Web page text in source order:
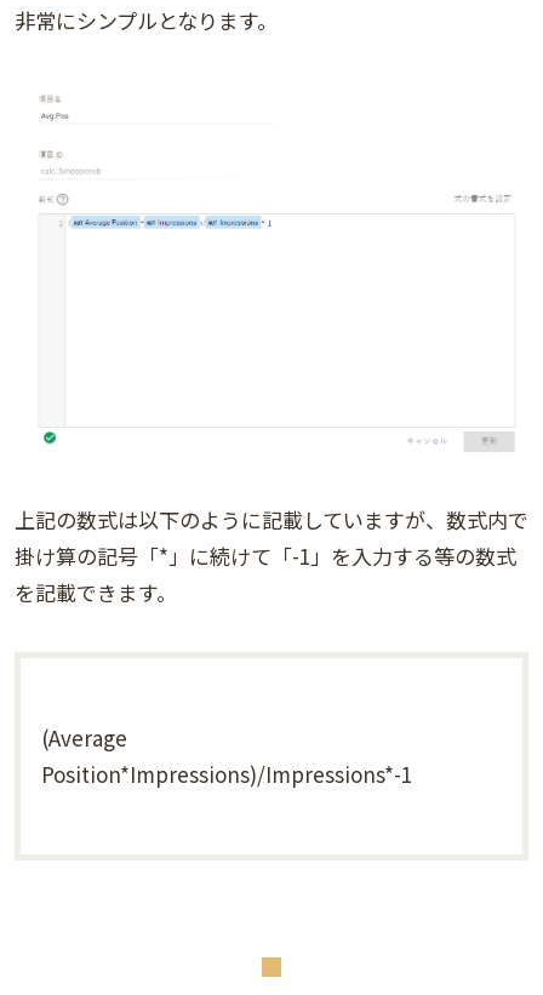
非常にシンプルとなります。
上記の数式は以下のように記載していますが、数式内で
掛け算の記号「*」に続けて「-1」を入力する等の数式
を記載できます。
(Average
Position*Impressions)/Impressions*-1